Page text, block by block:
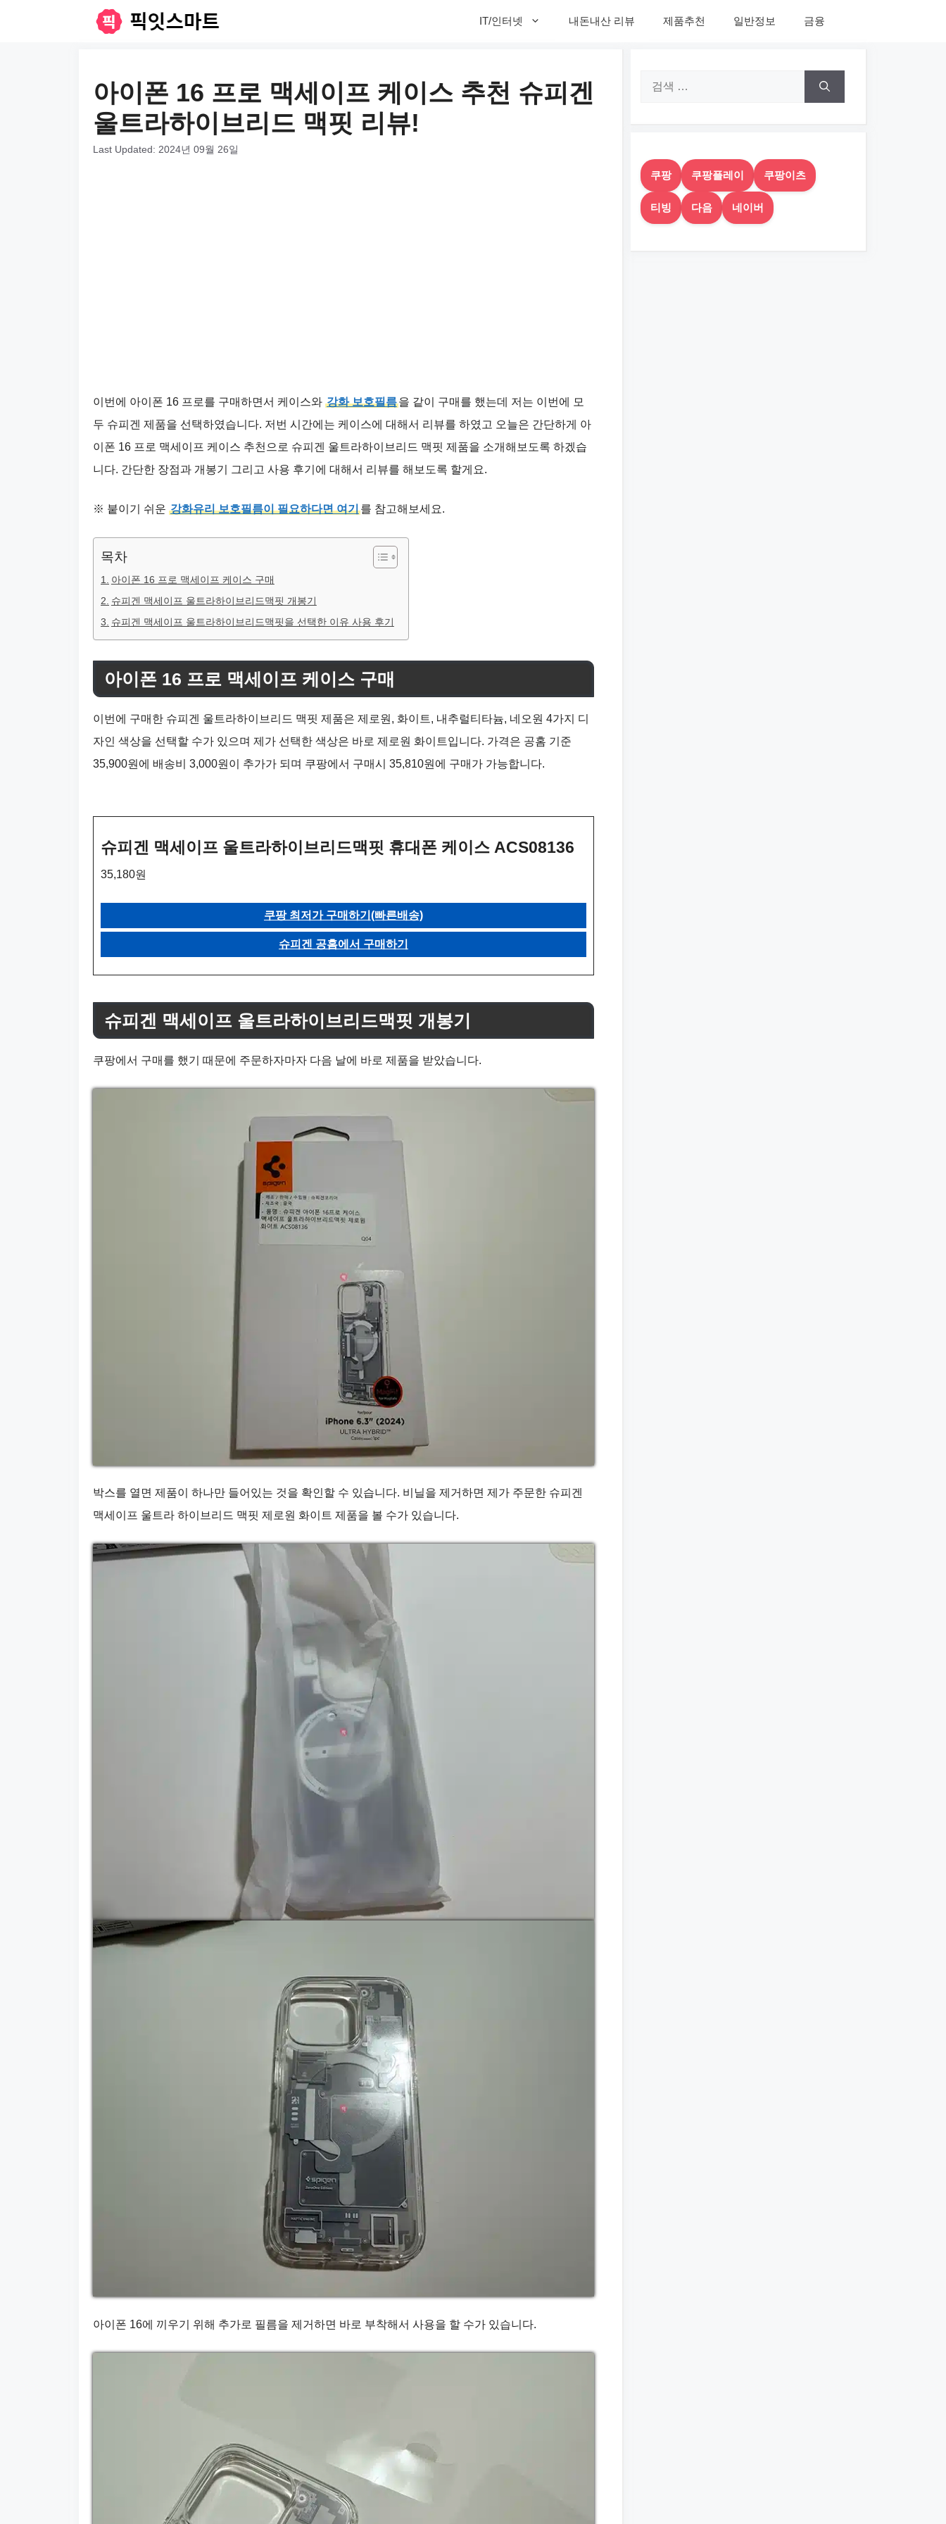
IT/인터넷 내돈내산 리뷰 제품추천 일반정보 금융
아이폰 16 프로 맥세이프 케이스 추천 슈피겐
울트라하이브리드 맥핏 리뷰!
Last Updated: 2024년 09월 26일
이번에 아이폰 16 프로를 구매하면서 케이스와 강화 보호필름을 같이 구매를 했는데 저는 이번에 모
두 슈피겐 제품을 선택하였습니다. 저번 시간에는 케이스에 대해서 리뷰를 하였고 오늘은 간단하게 아
이폰 16 프로 맥세이프 케이스 추천으로 슈피겐 울트라하이브리드 맥핏 제품을 소개해보도록 하겠습
니다. 간단한 장점과 개봉기 그리고 사용 후기에 대해서 리뷰를 해보도록 할게요.
※ 붙이기 쉬운 강화유리 보호필름이 필요하다면 여기를 참고해보세요.
목차
아이폰 16 프로 맥세이프 케이스 구매
슈피겐 맥세이프 울트라하이브리드맥핏 개봉기
슈피겐 맥세이프 울트라하이브리드맥핏을 선택한 이유 사용 후기
아이폰 16 프로 맥세이프 케이스 구매
이번에 구매한 슈피겐 울트라하이브리드 맥핏 제품은 제로원, 화이트, 내추럴티타늄, 네오원 4가지 디
자인 색상을 선택할 수가 있으며 제가 선택한 색상은 바로 제로원 화이트입니다. 가격은 공홈 기준
35,900원에 배송비 3,000원이 추가가 되며 쿠팡에서 구매시 35,810원에 구매가 가능합니다.
슈피겐 맥세이프 울트라하이브리드맥핏 휴대폰 케이스 ACS08136
35,180원
쿠팡 최저가 구매하기(빠른배송)
슈피겐 공홈에서 구매하기
슈피겐 맥세이프 울트라하이브리드맥핏 개봉기
쿠팡에서 구매를 했기 때문에 주문하자마자 다음 날에 바로 제품을 받았습니다.
박스를 열면 제품이 하나만 들어있는 것을 확인할 수 있습니다. 비닐을 제거하면 제가 주문한 슈피겐
맥세이프 울트라 하이브리드 맥핏 제로원 화이트 제품을 볼 수가 있습니다.
아이폰 16에 끼우기 위해 추가로 필름을 제거하면 바로 부착해서 사용을 할 수가 있습니다.
쿠팡 쿠팡플레이 쿠팡이츠
티빙 다음 네이버